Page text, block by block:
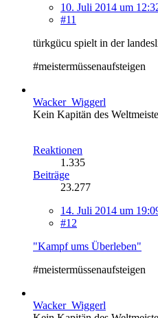
10. Juli 2014 um
#11
türkgücu spielt in der
#meistermüssenaufsteigen
Wacker_Wiggerl
Kein Kapitän des
Reaktionen
1.335
Beiträge
23.277
14. Juli 2014 um
#12
"Kampf ums Überleben"
#meistermüssenaufsteigen
Wacker_Wiggerl